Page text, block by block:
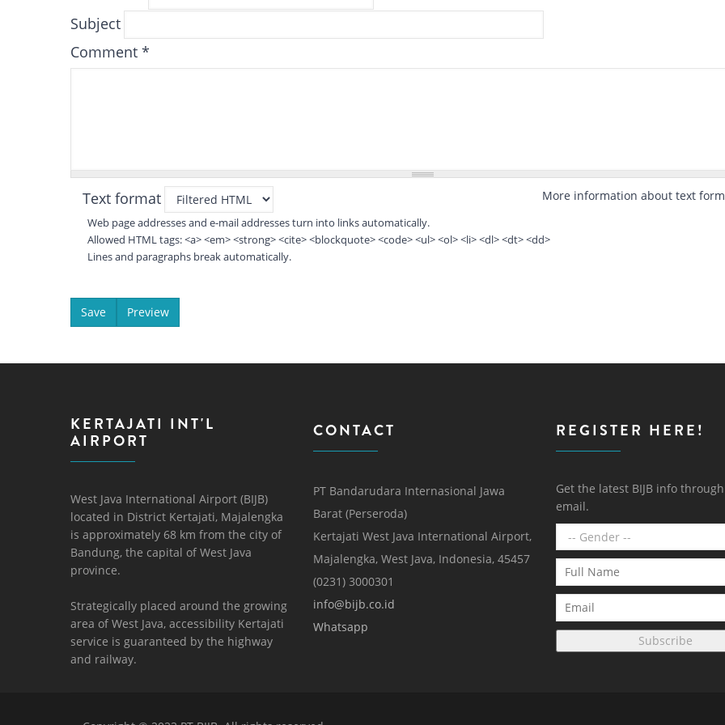
Subject
Comment *
More information about text
Text format
Web page addresses and e-mail addresses turn into links automatically.
Allowed HTML tags: <a> <em> <strong> <cite> <blockquote> <code> <ul> <ol> <li> <dl> <dt> <dd>
Lines and paragraphs break automatically.
KERTAJATI INT'L
AIRPORT
West Java International Airport (BIJB)
located in District Kertajati, Majalengka
is approximately 68 km from the city of
Bandung, the capital of West Java
province.
Strategically placed around the growing
area of ​​West Java, accessibility Kertajati
service is guaranteed by the highway
and railway.
CONTACT
PT Bandarudara Internasional Jawa
Barat (Perseroda)
Kertajati West Java International Airport,
Majalengka, West Java, Indonesia, 45457
(0231) 3000301
info@bijb.co.id
Whatsapp
REGISTER HERE!
Get the latest BIJB info
email.
Subscribe